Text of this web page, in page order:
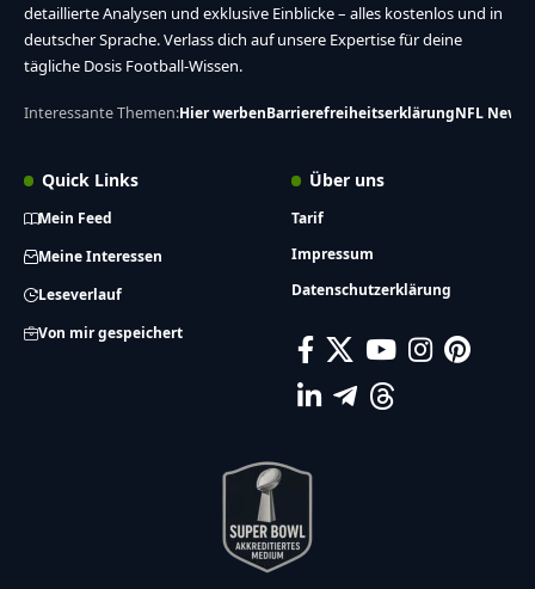
detaillierte Analysen und exklusive Einblicke – alles kostenlos und in
deutscher Sprache. Verlass dich auf unsere Expertise für deine
tägliche Dosis Football-Wissen.
Interessante Themen:Hier werbenBarrierefreiheitserklärungNFL News
Quick Links
Mein Feed
Meine Interessen
Leseverlauf
Von mir gespeichert
Über uns
Tarif
Impressum
Datenschutzerklärung